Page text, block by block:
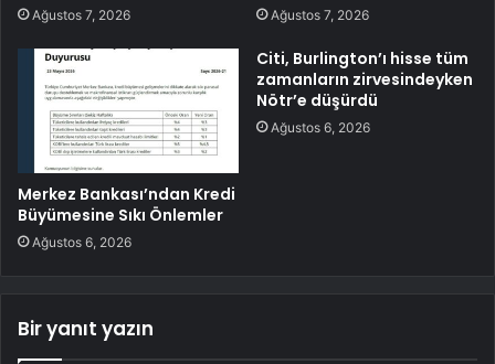
Ağustos 7, 2026 Ağustos 7, 2026
Merkez Bankası’ndan Kredi
Büyümesine Sıkı Önlemler
Ağustos 6, 2026
Citi, Burlington’ı hisse tüm
zamanların zirvesindeyken
Nötr’e düşürdü
Ağustos 6, 2026
Bir yanıt yazın